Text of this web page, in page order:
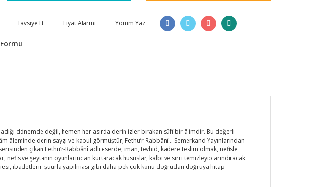
Tavsiye Et Fiyat Alarmı Yorum Yaz
dönemde değil, hemen her asırda derin izler bırakan sûfî bir âlimdir. Bu değerli
âleminde derin saygı ve kabul görmüştür; Fethu’r-Rabbânî… Semerkand Yayınlarından
çıkan Fethu’r-Rabbânî adlı eserde; iman, tevhid, kadere teslim olmak, nefisle
ve şeytanın oyunlarından kurtaracak hususlar, kalbi ve sırrı temizleyip arındıracak
ibadetlerin şuurla yapılması gibi daha pek çok konu doğrudan doğruya hitap